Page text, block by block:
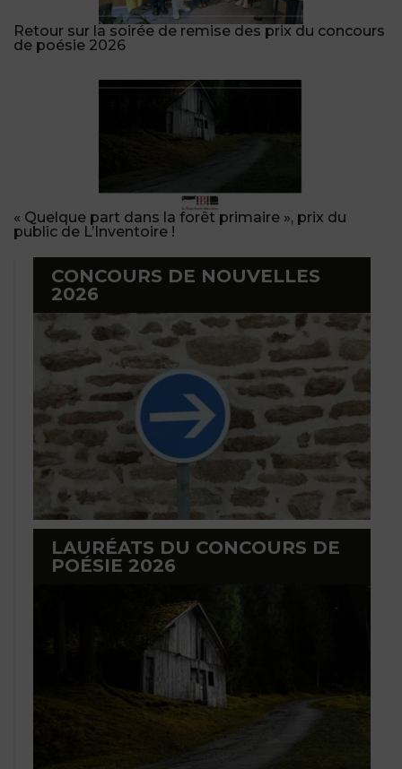
Retour sur la soirée de remise des prix du concours
de poésie 2026
« Quelque part dans la forêt primaire », prix du
public de L’Inventoire !
CONCOURS DE NOUVELLES
2026
LAURÉATS DU CONCOURS DE
POÉSIE 2026